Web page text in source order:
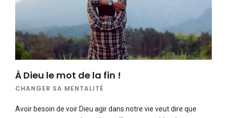
À Dieu le mot de la fin !
CHANGER SA MENTALITÉ
Avoir besoin de voir Dieu agir dans notre vie veut dire que